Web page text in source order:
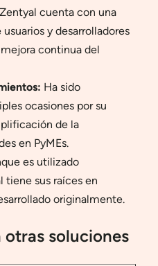
Zentyal cuenta con una
y desarrolladores
continua del
Ha sido
ocasiones por su
de la
en PyMEs.
es utilizado
sus raíces en
originalmente.
soluciones